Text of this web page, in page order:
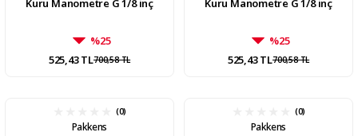
Kuru Manometre G 1/8 inç
%25
525,43 TL700,58 TL
Kuru Manometre G 1/8 inç
%25
525,43 TL700,58 TL
(0)
Pakkens
(0)
Pakkens